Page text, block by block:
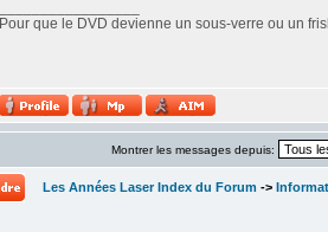
Pour que le DVD devienne un sous-verre ou un
Montrer les messages depuis:
Les Années Laser Index du Forum ->